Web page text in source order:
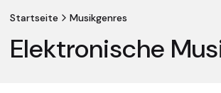
Startseite Musikgenres
Elektronische